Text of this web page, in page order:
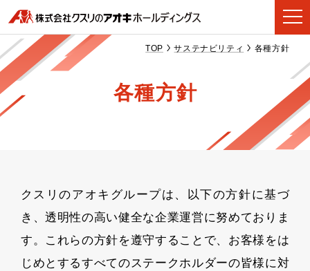
各種方針
TOP サステナビリティ 各種方針
クスリのアオキグループは、以下の方針に基づ
き、透明性の高い健全な企業運営に努めておりま
す。これらの方針を遵守することで、お客様をは
じめとするすべてのステークホルダーの皆様に対